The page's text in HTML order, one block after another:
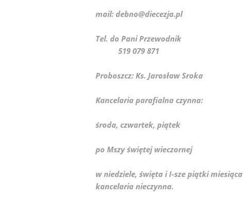
mail: debno@diecezja.pl
Tel. do Pani Przewodnik
519 079 871
Proboszcz: Ks. Jarosław Sroka
Kancelaria parafialna czynna:
środa, czwartek, piątek
po Mszy świętej wieczornej
w niedziele, święta i I-sze piątki miesiąca
kancelaria nieczynna.